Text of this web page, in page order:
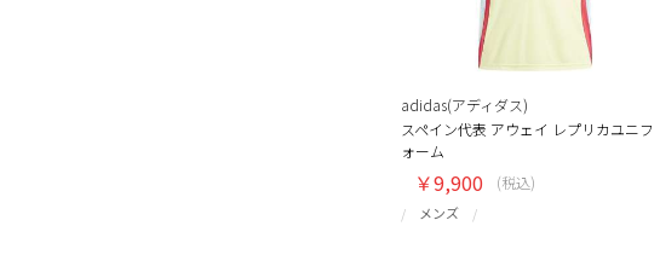
adidas(アディダス)
スペイン代表 アウェイ レプリカユニフ
ォーム
メンズ
￥9,900 (税込)